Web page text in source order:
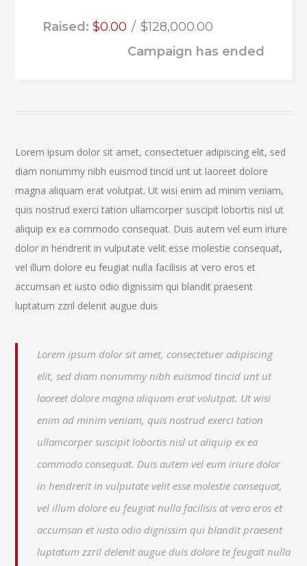
Raised:$0.00
$128,000.00
Campaign has ended
Lorem ipsum dolor sit amet, consectetuer adipiscing elit, sed
diam nonummy nibh euismod tincid unt ut laoreet dolore
magna aliquam erat volutpat. Ut wisi enim ad minim veniam,
quis nostrud exerci tation ullamcorper suscipit lobortis nisl ut
aliquip ex ea commodo consequat. Duis autem vel eum iriure
dolor in hendrerit in vulputate velit esse molestie consequat,
vel illum dolore eu feugiat nulla facilisis at vero eros et
accumsan et iusto odio dignissim qui blandit praesent
luptatum zzril delenit augue duis
Lorem ipsum dolor sit amet, consectetuer adipiscing
elit, sed diam nonummy nibh euismod tincid unt ut
laoreet dolore magna aliquam erat volutpat. Ut wisi
enim ad minim veniam, quis nostrud exerci tation
ullamcorper suscipit lobortis nisl ut aliquip ex ea
commodo consequat. Duis autem vel eum iriure dolor
in hendrerit in vulputate velit esse molestie consequat,
vel illum dolore eu feugiat nulla facilisis at vero eros et
accumsan et iusto odio dignissim qui blandit praesent
luptatum zzril delenit augue duis dolore te feugait nulla